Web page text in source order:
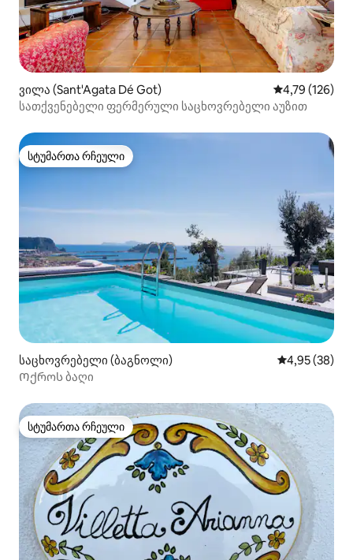
ვილა (Sant'Agata Dé Got) საშუალო
4,79 (126)
სათქვენებელი ფერმერული საცხოვრებელი აუზით
სტუმართა რჩეული
სტუმართა რჩეული
საცხოვრებელი (ბაგნოლი) საშუალო
4,95 (38)
Ოქროს ბაღი
სტუმართა რჩეული
სტუმართა რჩეული